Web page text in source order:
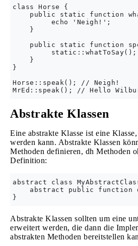
class Horse {
public static function
         echo 'Neigh!';
    }
public static function
    }
}
Horse::speak(); // Neigh!
Abstrakte Klassen
Eine abstrakte Klasse ist eine
werden kann. Abstrakte Klassen
Methoden definieren, dh Methoden
Definition:
abstract class
abstract public function
Abstrakte Klassen sollten um eine
erweitert werden, die dann die
abstrakten Methoden bereitstellen